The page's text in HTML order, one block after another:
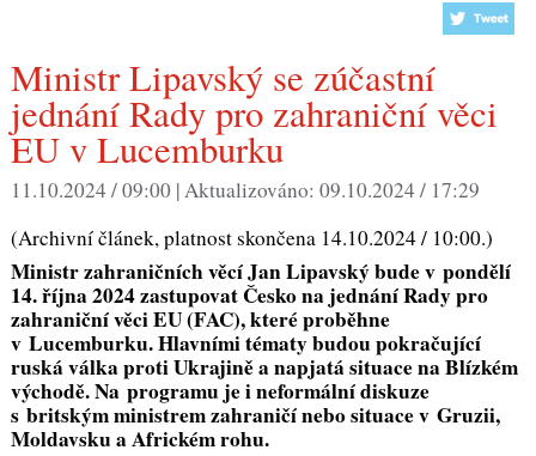
Ministr Lipavský se zúčastní
jednání Rady pro zahraniční věci
EU v Lucemburku
11.10.2024 / 09:00 |Aktualizováno: 09.10.2024 / 17:29
(Archivní článek, platnost skončena 14.10.2024 / 10:00.)
Ministr zahraničních věcí Jan Lipavský bude v pondělí
14. října 2024 zastupovat Česko na jednání Rady pro
zahraniční věci EU (FAC), které proběhne
v Lucemburku. Hlavními tématy budou pokračující
ruská válka proti Ukrajině a napjatá situace na Blízkém
východě. Na programu je i neformální diskuze
s britským ministrem zahraničí nebo situace v Gruzii,
Moldavsku a Africkém rohu.